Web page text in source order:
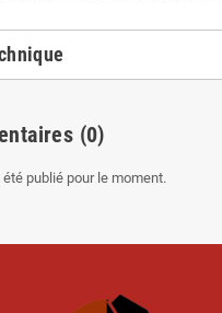
(0)
été publié pour le moment.